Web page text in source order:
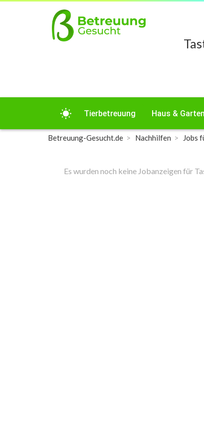
wb_sunny Tierbetreuung Haus & Garten
Betreuung-Gesucht.de Nachhilfen Jobs
Es wurden noch keine Jobanzeigen für